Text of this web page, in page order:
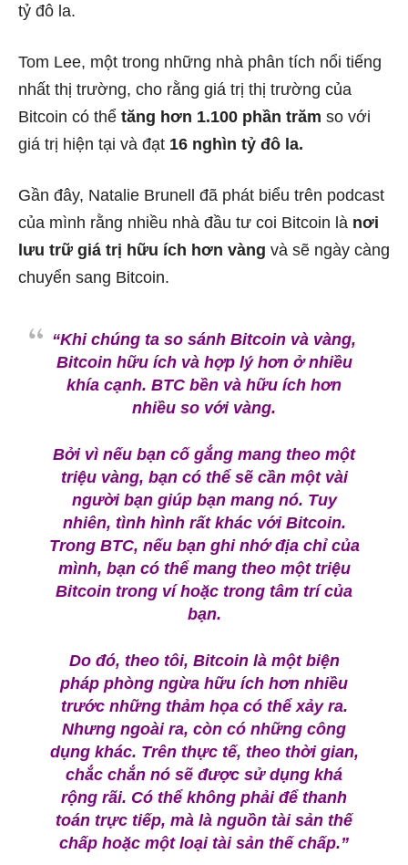
tỷ đô la.
Tom Lee, một trong những nhà phân tích nổi tiếng
nhất thị trường, cho rằng giá trị thị trường của
Bitcoin có thể tăng hơn 1.100 phần trăm so với
giá trị hiện tại và đạt 16 nghìn tỷ đô la.
Gần đây, Natalie Brunell đã phát biểu trên podcast
của mình rằng nhiều nhà đầu tư coi Bitcoin là nơi
lưu trữ giá trị hữu ích hơn vàng và sẽ ngày càng
chuyển sang Bitcoin.
“Khi chúng ta so sánh Bitcoin và vàng,
Bitcoin hữu ích và hợp lý hơn ở nhiều
khía cạnh. BTC bền và hữu ích hơn
nhiều so với vàng.
Bởi vì nếu bạn cố gắng mang theo một
triệu vàng, bạn có thể sẽ cần một vài
người bạn giúp bạn mang nó. Tuy
nhiên, tình hình rất khác với Bitcoin.
Trong BTC, nếu bạn ghi nhớ địa chỉ của
mình, bạn có thể mang theo một triệu
Bitcoin trong ví hoặc trong tâm trí của
bạn.
Do đó, theo tôi, Bitcoin là một biện
pháp phòng ngừa hữu ích hơn nhiều
trước những thảm họa có thể xảy ra.
Nhưng ngoài ra, còn có những công
dụng khác. Trên thực tế, theo thời gian,
chắc chắn nó sẽ được sử dụng khá
rộng rãi. Có thể không phải để thanh
toán trực tiếp, mà là nguồn tài sản thế
chấp hoặc một loại tài sản thế chấp.”